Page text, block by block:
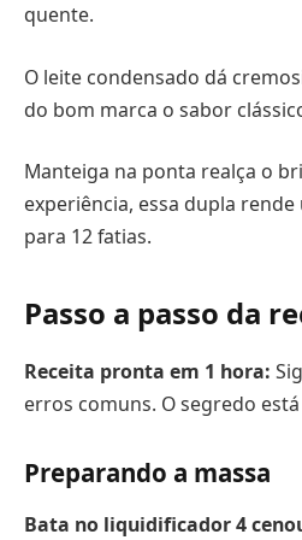
quente.
O leite condensado dá
do bom marca o sabor
Manteiga na ponta realça o
experiência, essa dupla
para 12 fatias.
Passo a passo da
Receita pronta em 1 hora:
erros comuns. O segredo
Preparando a massa
Bata no liquidificador 4